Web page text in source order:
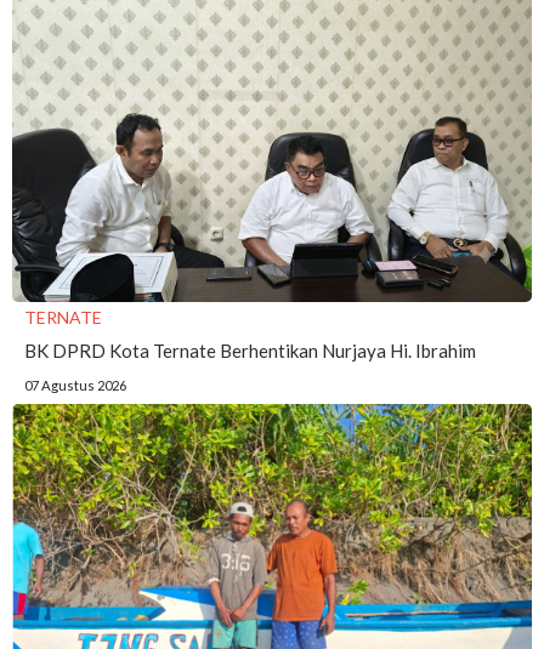
TERNATE
BK DPRD Kota Ternate Berhentikan Nurjaya Hi. Ibrahim
07 Agustus 2026